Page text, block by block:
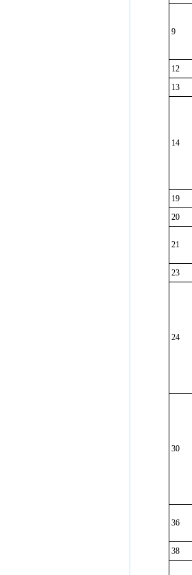
9
12
13
14
19
20
21
23
24
30
36
38